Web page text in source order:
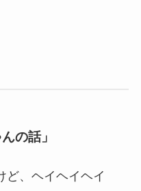
の話」
ど、ヘイヘイヘイ